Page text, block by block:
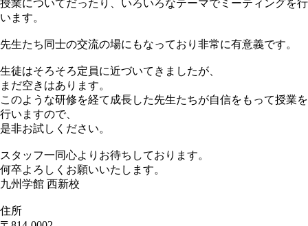
授業についてだったり、いろいろなテーマでミーティングを行
います。
先生たち同士の交流の場にもなっており非常に有意義です。
生徒はそろそろ定員に近づいてきましたが、
まだ空きはあります。
このような研修を経て成長した先生たちが自信をもって授業を
行いますので、
是非お試しください。
スタッフ一同心よりお待ちしております。
何卒よろしくお願いいたします。
九州学館 西新校
住所